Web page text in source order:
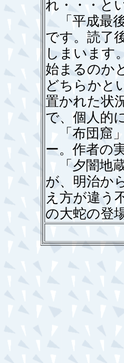
れ・・・と
「平成最
です。読了
しまいます
始まるのか
どちらかと
置かれた状
で、個人的
「布団窟
ー。作者の
「夕闇地
が、明治か
え方が違う
の大蛇の登